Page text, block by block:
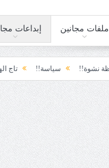
ملفات مجانين إبداعات
سياسة!! تاج الهرمية!!